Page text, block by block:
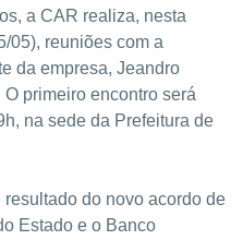
a CAR realiza, nesta
05), reuniões com a
da empresa, Jeandro
primeiro encontro será
na sede da Prefeitura de
do novo acordo de
Estado e o Banco